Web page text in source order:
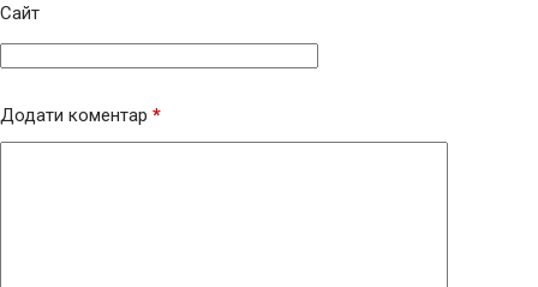
Сайт
Додати коментар *